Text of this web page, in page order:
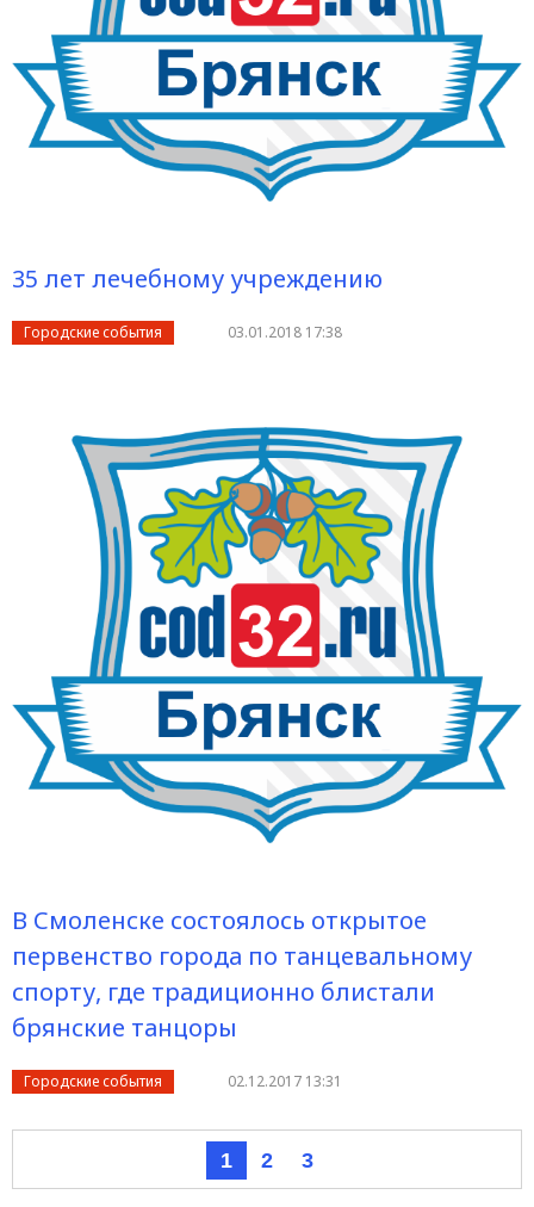
35 лет лечебному учреждению
Городские события 03.01.2018 17:38
В Смоленске состоялось открытое
первенство города по танцевальному
спорту, где традиционно блистали
брянские танцоры
Городские события 02.12.2017 13:31
1 2 3